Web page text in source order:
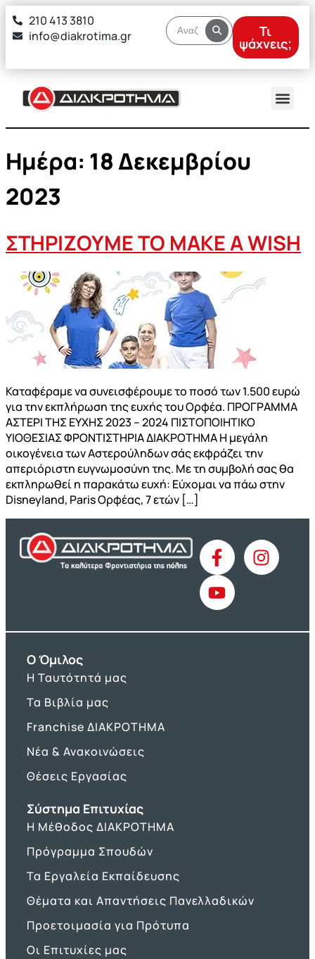
στο
περιεχόμενο
210 413 3810
info@diakrotima.gr
Τι
ψάχνεις;
Ημέρα: 18 Δεκεμβρίου
2023
ΣΤΗΡΙΖΟΥΜΕ ΤΟ MAKE A WISH
Καταφέραμε να συνεισφέρουμε το ποσό των 1.500 ευρώ
για την εκπλήρωση της ευχής του Ορφέα. ΠΡΟΓΡΑΜΜΑ
ΑΣΤΕΡΙ ΤΗΣ ΕΥΧΗΣ 2023 – 2024 ΠΙΣΤΟΠΟΙΗΤΙΚΟ
ΥΙΟΘΕΣΙΑΣ ΦΡΟΝΤΙΣΤΗΡΙΑ ΔΙΑΚΡΟΤΗΜΑ Η μεγάλη
οικογένεια των Αστερούληδων σάς εκφράζει την
απεριόριστη ευγνωμοσύνη της. Με τη συμβολή σας θα
εκπληρωθεί η παρακάτω ευχή: Εύχομαι να πάω στην
Disneyland, Paris Ορφέας, 7 ετών […]
O Όμιλος
Η Ταυτότητά μας
Τα Βιβλία μας
Franchise ΔΙΑΚΡΟΤΗΜΑ
Νέα & Ανακοινώσεις
Θέσεις Εργασίας
Σύστημα Επιτυχίας
Η Μέθοδος ΔΙΑΚΡΟΤΗΜΑ
Πρόγραμμα Σπουδών
Τα Εργαλεία Εκπαίδευσης
Θέματα και Απαντήσεις Πανελλαδικών
Προετοιμασία για Πρότυπα
Οι Επιτυχίες μας